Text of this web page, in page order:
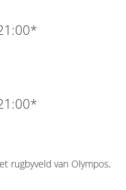
rugbyveld van Olympos,